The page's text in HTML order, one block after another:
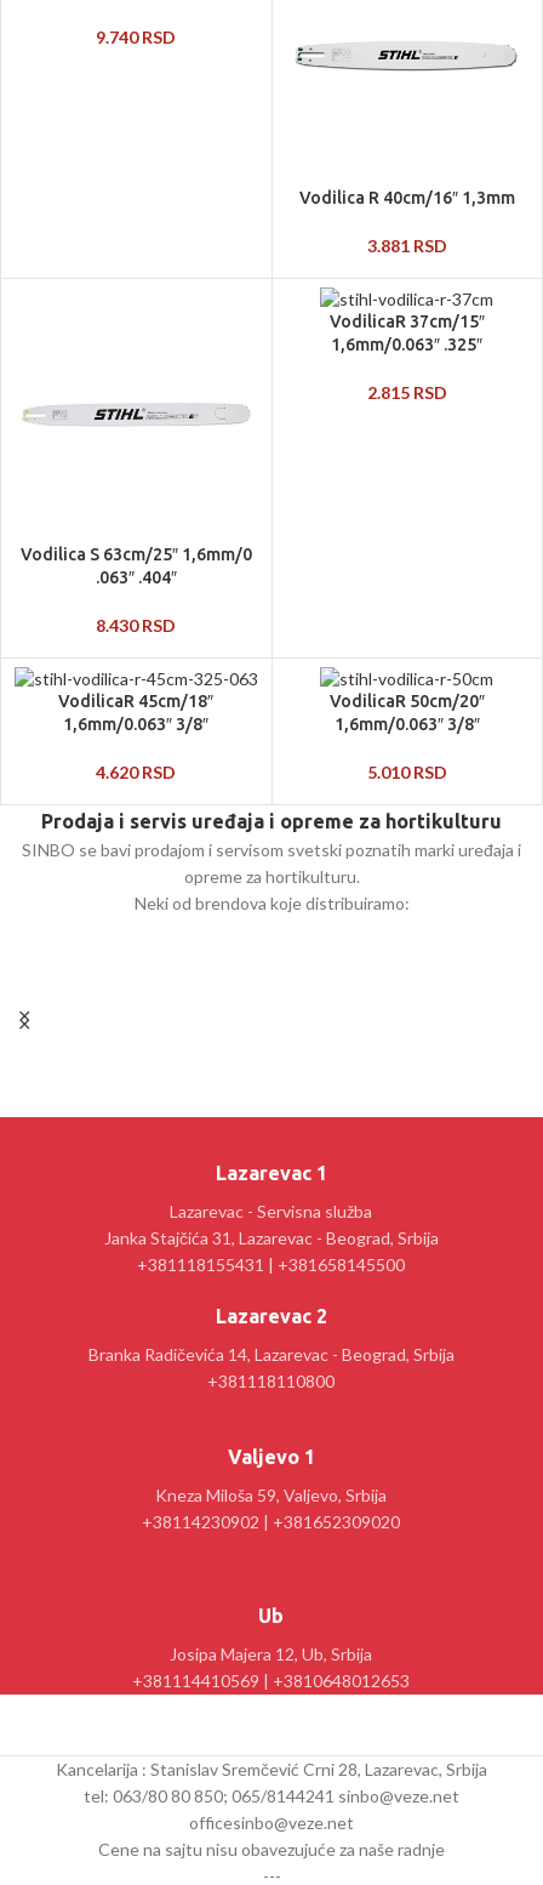
9.740RSD
Vodilica R 40cm/16″ 1,3mm
3.881 RSD
Vodilica S 63cm/25″ 1,6mm/0
.063″ .404″
8.430RSD
VodilicaR 37cm/15″
1,6mm/0.063″ .325″
2.815 RSD
VodilicaR 45cm/18″
1,6mm/0.063″ 3/8″
4.620RSD
VodilicaR 50cm/20″
1,6mm/0.063″ 3/8″
5.010RSD
Prodaja i servis uređaja i opreme za hortikulturu
SINBO se bavi prodajom i servisom svetski poznatih marki uređaja i
opreme za hortikulturu.
Neki od brendova koje distribuiramo:
Lazarevac 1
Lazarevac - Servisna služba
Janka Stajčića 31, Lazarevac - Beograd, Srbija
+381118155431 | +381658145500
Lazarevac 2
Branka Radičevića 14, Lazarevac - Beograd, Srbija
+381118110800
Valjevo 1
Kneza Miloša 59, Valjevo, Srbija
+38114230902 | +381652309020
Ub
Josipa Majera 12, Ub, Srbija
+381114410569 | +3810648012653
Kancelarija : Stanislav Sremčević Crni 28, Lazarevac, Srbija
tel: 063/80 80 850; 065/8144241 sinbo@veze.net
officesinbo@veze.net
Cene na sajtu nisu obavezujuće za naše radnje
---